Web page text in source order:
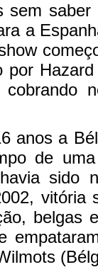
sem
a
por
cobrando
anos a
de
sido
vitória
belgas